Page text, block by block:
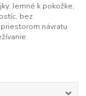
Jemné k pokožke,
bez
návratu